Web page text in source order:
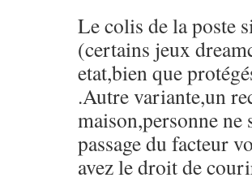
Le colis de la poste
(certains jeux
etat,bien que
.Autre variante,un
maison,personne ne
passage du facteur
avez le droit de